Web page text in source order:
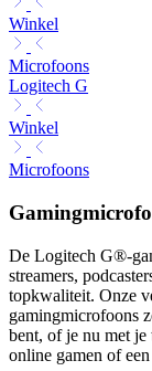
Winkel
Microfoons
Logitech G
Winkel
Microfoons
De Logitech G®-
streamers,
topkwaliteit. Onze
gamingmicrofoons
bent, of je nu met je
online gamen of